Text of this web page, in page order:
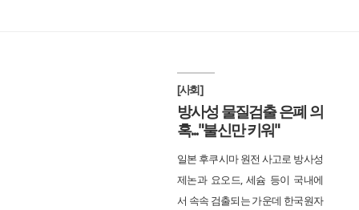
[사회]
방사성 물질검출 은폐 의
혹..."불신만 키워"
일본 후쿠시마 원전 사고로 방사성
제논과 요오드, 세슘 등이 국내에
서 속속 검출되는 가운데 한국원자